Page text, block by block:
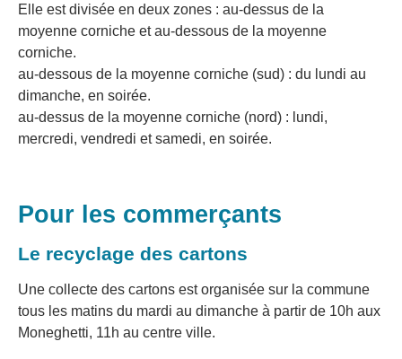
Elle est divisée en deux zones : au-dessus de la
moyenne corniche et au-dessous de la moyenne
corniche.
au-dessous de la moyenne corniche (sud) : du lundi au
dimanche, en soirée.
au-dessus de la moyenne corniche (nord) : lundi,
mercredi, vendredi et samedi, en soirée.
Pour les commerçants
Le recyclage des cartons
Une collecte des cartons est organisée sur la commune
tous les matins du mardi au dimanche à partir de 10h aux
Moneghetti, 11h au centre ville.